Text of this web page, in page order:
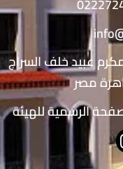
عبيد خلف السراج
مصر
الرسمية للهيئة